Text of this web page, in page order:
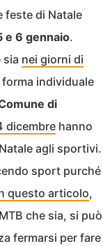
feste di Natale
e 6 gennaio.
sia nei giorni di
individuale
di
dicembre hanno
agli sportivi.
sport purché
questo articolo,
che sia, si può
fermarsi per fare